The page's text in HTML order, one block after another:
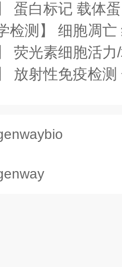
蛋白标记 载体
检测】 细胞凋
荧光素细胞活
放射性免疫检